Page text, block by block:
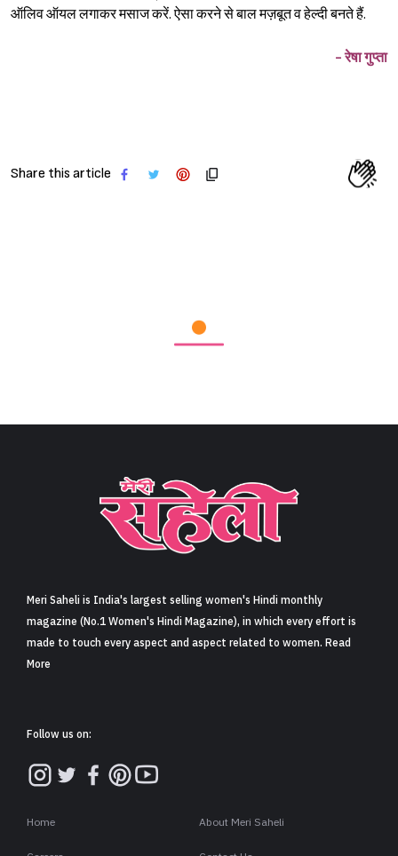
ऑलिव ऑयल लगाकर मसाज करें. ऐसा करने से बाल मज़बूत व हेल्दी बनते हैं.
- रेषा गुप्ता
Share this article
Meri Saheli is India's largest selling women's Hindi monthly
magazine (No.1 Women's Hindi Magazine), in which every effort is
made to touch every aspect and aspect related to women. Read
More
Follow us on:
Home About Meri Saheli